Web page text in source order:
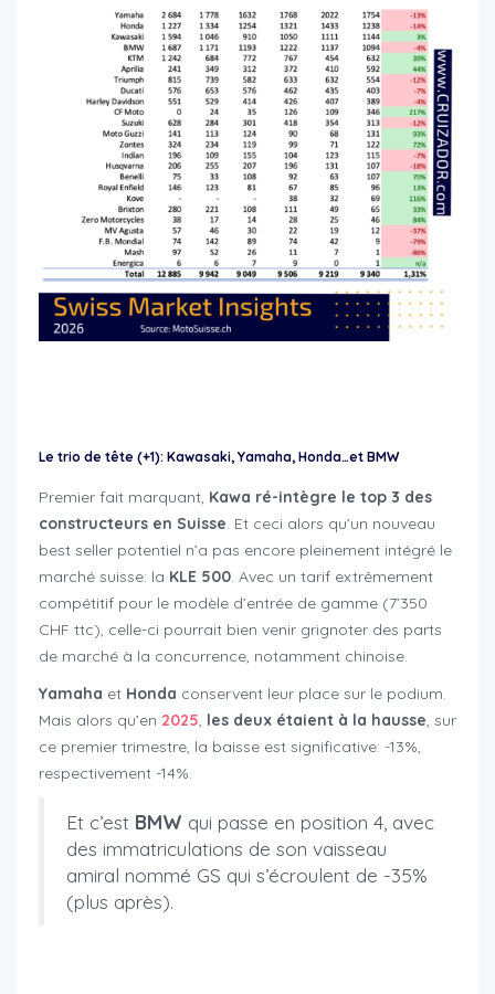
Le trio de tête (+1): Kawasaki, Yamaha, Honda…et BMW
Premier fait marquant, Kawa ré-intègre le top 3 des
constructeurs en Suisse. Et ceci alors qu’un nouveau
best seller potentiel n’a pas encore pleinement intégré le
marché suisse: la KLE 500. Avec un tarif extrêmement
compétitif pour le modèle d’entrée de gamme (7’350
CHF ttc), celle-ci pourrait bien venir grignoter des parts
de marché à la concurrence, notamment chinoise.
Yamaha et Honda conservent leur place sur le podium.
Mais alors qu’en 2025, les deux étaient à la hausse, sur
ce premier trimestre, la baisse est significative: -13%,
respectivement -14%.
Et c’est BMW qui passe en position 4, avec
des immatriculations de son vaisseau
amiral nommé GS qui s’écroulent de -35%
(plus après).